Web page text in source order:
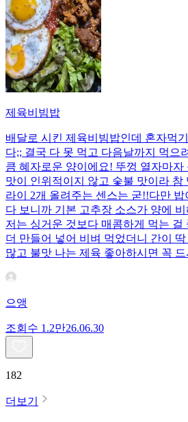
제육비빔밥
배달로 시킨 제육비빔밥인데 혼자먹
다;; 결국 다 못 먹고 다음날까지 먹으
큼 혜자로운 양이에요! 뚜껑 열자마자
맛이 인위적이지 않고 숯불 맛이라 참
라이 2개 올려주는 센스는 굳!! ​다만
다 보니까 기본 고추장 소스가 양에
저는 싱거운 것보다 매콤하게 먹는 걸
더 만들어 넣어 비벼 먹었더니 간이
많고 불맛 나는 제육 좋아하시면 꼭
으앵
조회수 1.2만26.06.30
182
더보기